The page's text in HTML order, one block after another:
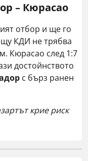
– Кюрасао
отбор и ще го
КДИ не трябва
Кюрасао след 1:7
достойнството
с бърз ранен
крие риск